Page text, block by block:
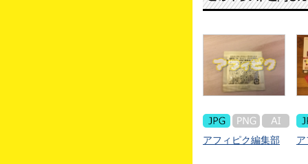
アフィピク編集部